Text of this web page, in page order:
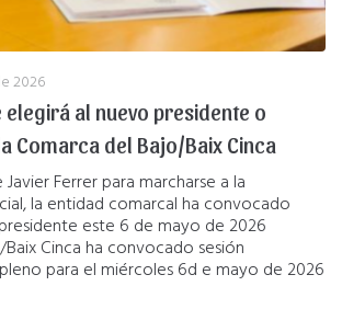
2026
elegirá al nuevo presidente o
Comarca del Bajo/Baix Cinca
Ferrer para marcharse a la
la entidad comarcal ha convocado
este 6 de mayo de 2026
Cinca ha convocado sesión
para el miércoles 6d e mayo de 2026